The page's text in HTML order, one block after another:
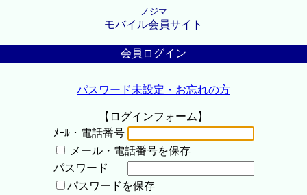
ノジマ
モバイル会員サイト
会員ログイン
パスワード未設定・お忘れの方
【ログインフォーム】
ﾒｰﾙ・電話番号
メール・電話番号を保存
パスワード
パスワードを保存